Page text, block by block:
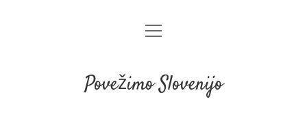
open
Povežimo Slovenijo